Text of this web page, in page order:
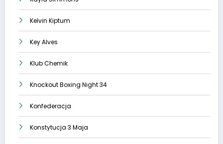
Kelvin Kiptum
Key Alves
Klub Chemik
Knockout Boxing Night 34
Konfederacja
Konstytucja 3 Maja